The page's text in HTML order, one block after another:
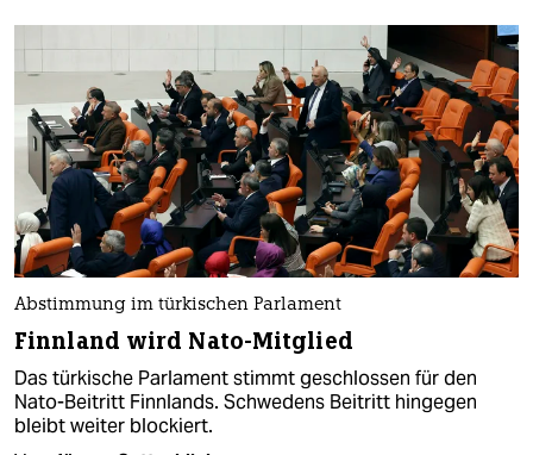
Abstimmung im türkischen Parlament
Finnland wird Nato-Mitglied
Das türkische Parlament stimmt geschlossen für den
Nato-Beitritt Finnlands. Schwedens Beitritt hingegen
bleibt weiter blockiert.